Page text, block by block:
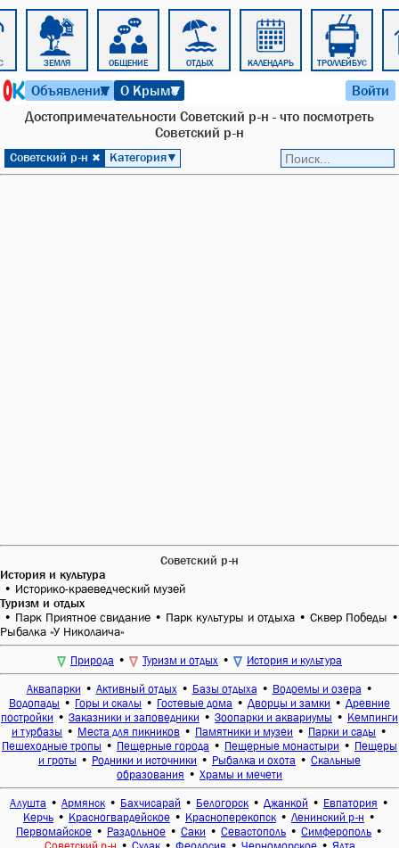
ЗЕМЛЯ ОБЩЕНИЕ ОТДЫХ КАЛЕНДАРЬ ТРОЛЛЕЙБУС
Объявления
▼ О Крыме
▼ Войти
Достопримечательности Советский р-н - что посмотреть
Советский р-н
Советский р-н ✖ Категория▼
Советский р-н
История и культура
• Историко-краеведческий музей
Туризм и отдых
• Парк Приятное свидание • Парк культуры и отдыха • Сквер Победы •
Рыбалка «У Николаича»
Природа • Туризм и отдых • История и культура
Аквапарки • Активный отдых • Базы отдыха • Водоемы и озера •
Водопады • Горы и скалы • Гостевые дома • Дворцы и замки • Древние
постройки • Заказники и заповедники • Зоопарки и аквариумы • Кемпинги
и турбазы • Места для пикников • Памятники и музеи • Парки и сады •
Пешеходные тропы • Пещерные города • Пещерные монастыри • Пещеры
и гроты • Родники и источники • Рыбалка и охота • Скальные
образования • Храмы и мечети
Алушта • Армянск • Бахчисарай • Белогорск • Джанкой • Евпатория •
Керчь • Красногвардейское • Красноперекопск • Ленинский р-н •
Первомайское • Раздольное • Саки • Севастополь • Симферополь •